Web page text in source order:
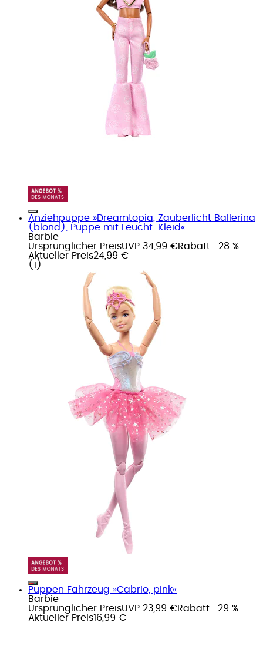
Anziehpuppe »Dreamtopia, Zauberlicht Ballerina
(blond), Puppe mit Leucht-Kleid«
Barbie
Ursprünglicher PreisUVP 34,99 €Rabatt- 28 %
Aktueller Preis24,99 €
( 1 )
Puppen Fahrzeug »Cabrio, pink«
Barbie
Ursprünglicher PreisUVP 23,99 €Rabatt- 29 %
Aktueller Preis16,99 €